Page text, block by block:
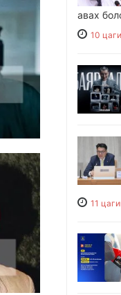
авах
10
11